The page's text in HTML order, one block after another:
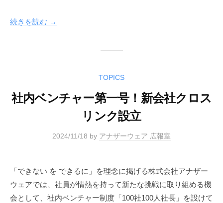
続きを読む →
TOPICS
社内ベンチャー第一号！新会社クロス
リンク設立
2024/11/18 by アナザーウェア 広報室
「できない を できるに」を理念に掲げる株式会社アナザー
ウェアでは、社員が情熱を持って新たな挑戦に取り組める機
会として、社内ベンチャー制度「100社100人社長」を設けて